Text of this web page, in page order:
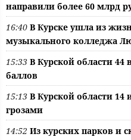
направили более 60 млрд
16:40 В Курске ушла из
музыкального колледжа
15:33 В Курской области 44
баллов
15:13 В Курской области
грозами
14:52 Из курских парков и